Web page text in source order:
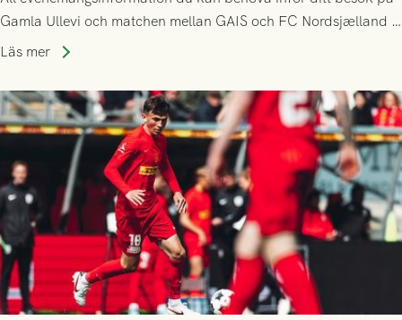
Gamla Ullevi och matchen mellan GAIS och FC Nordsjælland i
kvalet till Conference League! Avspark kl 19.00 på torsdag
Läs mer